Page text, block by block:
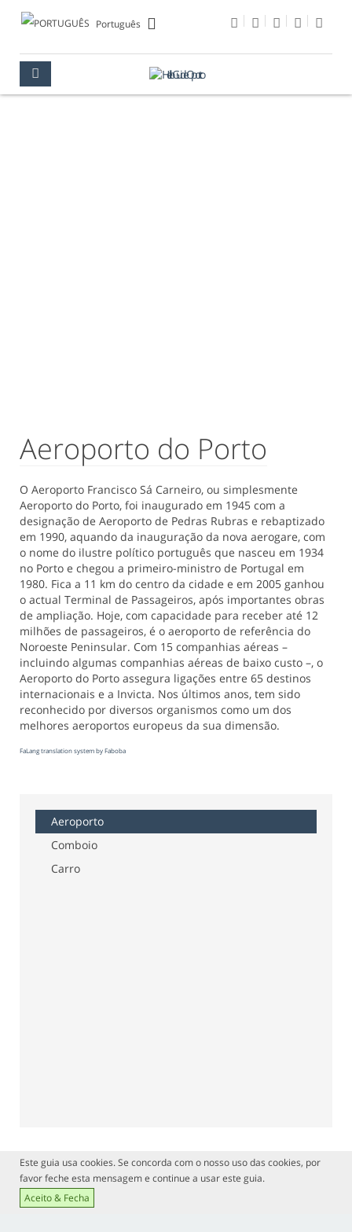
Português
Aeroporto do Porto
O Aeroporto Francisco Sá Carneiro, ou simplesmente
Aeroporto do Porto, foi inaugurado em 1945 com a
designação de Aeroporto de Pedras Rubras e rebaptizado
em 1990, aquando da inauguração da nova aerogare, com
o nome do ilustre político português que nasceu em 1934
no Porto e chegou a primeiro-ministro de Portugal em
1980. Fica a 11 km do centro da cidade e em 2005 ganhou
o actual Terminal de Passageiros, após importantes obras
de ampliação. Hoje, com capacidade para receber até 12
milhões de passageiros, é o aeroporto de referência do
Noroeste Peninsular. Com 15 companhias aéreas –
incluindo algumas companhias aéreas de baixo custo –, o
Aeroporto do Porto assegura ligações entre 65 destinos
internacionais e a Invicta. Nos últimos anos, tem sido
reconhecido por diversos organismos como um dos
melhores aeroportos europeus da sua dimensão.
FaLang translation system by Faboba
Aeroporto
Comboio
Carro
Este guia usa cookies. Se concorda com o nosso uso das cookies, por
favor feche esta mensagem e continue a usar este guia.
Aceito & Fecha